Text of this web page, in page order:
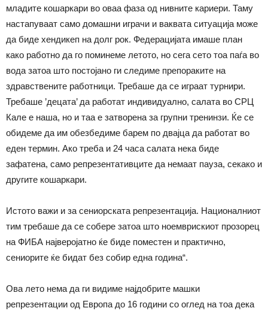
младите кошаркари во оваа фаза од нивните кариери. Таму
настапуваат само домашни играчи и ваквата ситуација може
да биде хендикеп на долг рок. Федерацијата имаше план
како работно да го поминеме летото, но сега сето тоа паѓа во
вода затоа што постојано ги следиме препораките на
здравствените работници. Требаше да се играат турнири.
Требаше ’децата’ да работат индивидуално, салата во СРЦ
Кале е наша, но и таа е затворена за групни тренинзи. Ќе се
обидеме да им обезбедиме барем по двајца да работат во
еден термин. Ако треба и 24 часа салата нека биде
зафатена, само репрезентативците да немаат пауза, секако и
другите кошаркари.
Истото важи и за сениорската репрезентација. Националниот
тим требаше да се собере затоа што ноемврискиот прозорец
на ФИБА најверојатно ќе биде поместен и практично,
сениорите ќе бидат без собир една година“.
Ова лето нема да ги видиме најдобрите машки
репрезентации од Европа до 16 години со оглед на тоа дека